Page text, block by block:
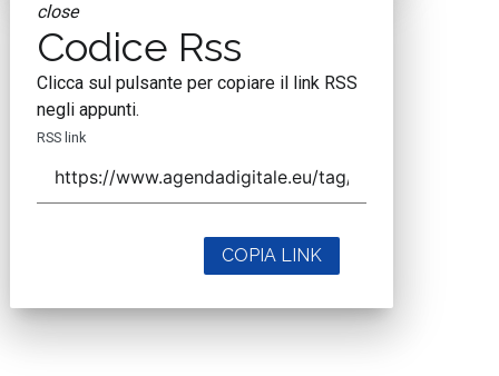
close
Codice Rss
Clicca sul pulsante per copiare il link RSS
negli appunti.
RSS link
COPIA LINK